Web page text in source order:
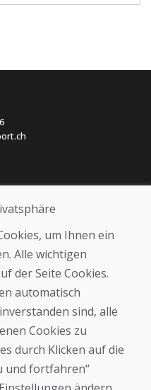
von Waren
um Ihnen ein
Alle wichtigen
der Seite Cookies.
automatisch
sind, alle
Cookies zu
durch Klicken auf die
und fortfahren“